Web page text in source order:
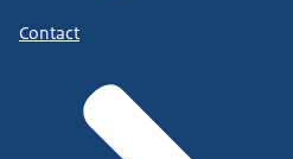
Contact